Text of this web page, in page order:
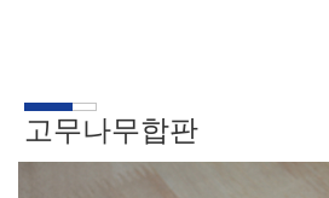
고무나무합판